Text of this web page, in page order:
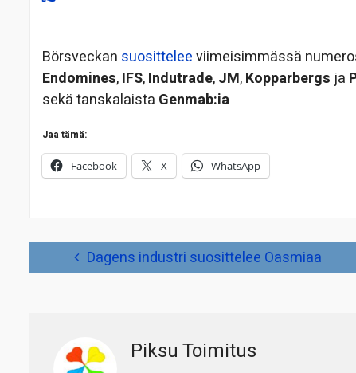
Börsveckan suositteleeviimeisimmässä
Endomines,IFS,Indutrade,JM,Kopparbergs ja
sekä tanskalaista Genmab:ia
Jaa tämä:
Facebook X WhatsApp
Artikkelien Dagens industri suosittelee Oasmiaa
Piksu Toimitus